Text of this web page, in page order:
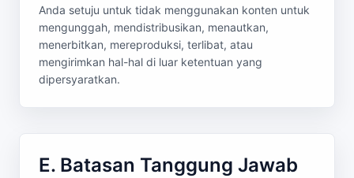
Anda setuju untuk tidak menggunakan konten untuk
mengunggah, mendistribusikan, menautkan,
menerbitkan, mereproduksi, terlibat, atau
mengirimkan hal-hal di luar ketentuan yang
dipersyaratkan.
E. Batasan Tanggung Jawab